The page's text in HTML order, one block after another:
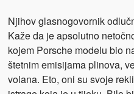
Njihov glasnogovornik
Kaže da je apsolutno
kojem Porsche modelu bio
štetnim emisijama plinova,
volana. Eto, oni su svoje